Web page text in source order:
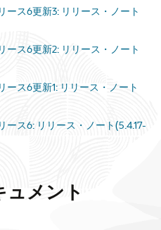
ース6更新3: リリース・ノート
ース6更新2: リリース・ノート
ース6更新1: リリース・ノート
ース6: リリース・ノート(5.4.17-
メント